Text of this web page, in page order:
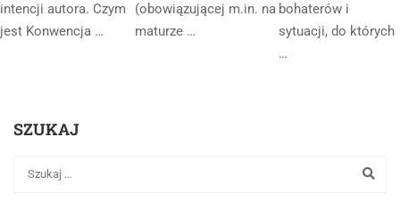
intencji autora. Czym
jest Konwencja …
(obowiązującej m.in. na
maturze …
bohaterów i
sytuacji, do których
…
SZUKAJ